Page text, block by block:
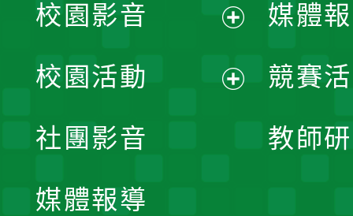
媒體
競賽
教師
校園影音
開
校園活動
社團影音
媒體報導